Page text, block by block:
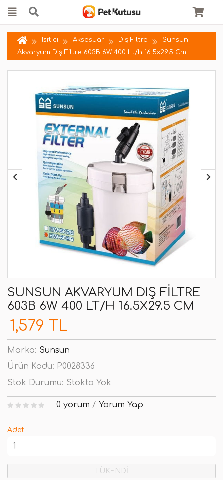
Isıtıcı Aksesuar Dış Filtre
Sunsun
Akvaryum Dış Filtre 603B 6W 400 Lt/h 16.5x29.5 Cm
SUNSUN AKVARYUM DIŞ FILTRE
603B 6W 400 LT/H 16.5X29.5 CM
1,579 TL
Marka: Sunsun
Ürün Kodu: P0028336
Stok Durumu: Stokta Yok
0 yorum / Yorum Yap
Adet
TÜKENDİ